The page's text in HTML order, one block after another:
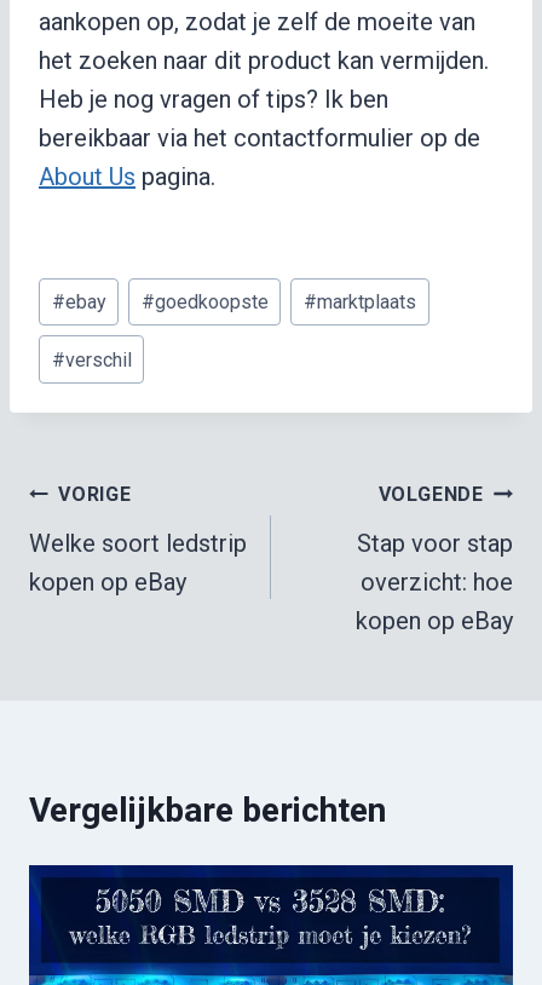
aankopen op, zodat je zelf de moeite van
het zoeken naar dit product kan vermijden.
Heb je nog vragen of tips? Ik ben
bereikbaar via het contactformulier op de
About Us pagina.
Bericht
tags:
#ebay #goedkoopste #marktplaats
#verschil
Berichtnavigatie
VORIGE
Welke soort ledstrip
kopen op eBay
VOLGENDE
Stap voor stap
overzicht: hoe
kopen op eBay
Vergelijkbare berichten